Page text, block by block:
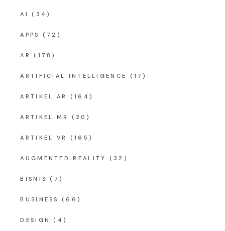
AI (34)
APPS (72)
AR (178)
ARTIFICIAL INTELLIGENCE (17)
ARTIKEL AR (164)
ARTIKEL MR (20)
ARTIKEL VR (165)
AUGMENTED REALITY (32)
BISNIS (7)
BUSINESS (66)
DESIGN (4)